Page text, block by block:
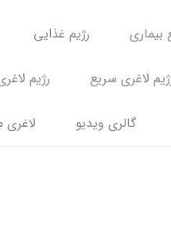
بیماری رژیم غذایی
لاغری سریع رژیم
گالری ویدیو